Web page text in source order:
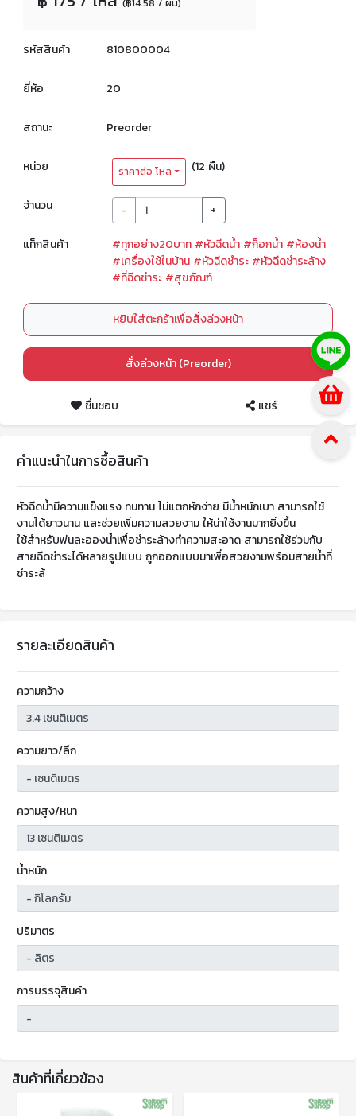
(฿14.58 / ผืน)
รหัสสินค้า 810800004
ยี่ห้อ 20
สถานะ Preorder
หน่วย ราคาต่อ โหล (12 ผืน)
จำนวน - +
แท็กสินค้า #ทุกอย่าง20บาท #หัวฉีดน้ำ #ก็อกน้ำ #ห้องน้ำ
#เครื่องใช้ในบ้าน #หัวฉีดชำระ #หัวฉีดชำระล้าง
#ที่ฉีดชำระ #สุขภัณฑ์
หยิบใส่ตะกร้าเพื่อสั่งล่วงหน้า
สั่งล่วงหน้า (Preorder)
ชื่นชอบ แชร์
คำแนะนำในการซื้อสินค้า
หัวฉีดน้ำมีความแข็งแรง ทนทาน ไม่แตกหักง่าย มีน้ำหนักเบา สามารถใช้
งานได้ยาวนาน และช่วยเพิ่มความสวยงาม ให้น่าใช้งานมากยิ่งขึ้น
ใช้สำหรับพ่นละอองน้ำเพื่อชำระล้างทำความสะอาด สามารถใช้ร่วมกับ
สายฉีดชำระได้หลายรูปแบบ ถูกออกแบบมาเพื่อสวยงามพร้อมสายน้ำที่
ชำระล้
รายละเอียดสินค้า
ความกว้าง
ความยาว/ลึก
ความสูง/หนา
น้ำหนัก
ปริมาตร
การบรรจุสินค้า
สินค้าที่เกี่ยวข้อง